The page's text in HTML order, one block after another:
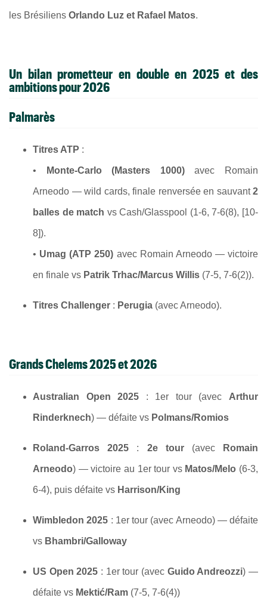
les Brésiliens Orlando Luz et Rafael Matos.
Un bilan prometteur en double en 2025 et des
ambitions pour 2026
Palmarès
Titres ATP :
• Monte-Carlo (Masters 1000)avec Romain
Arneodo — wild cards, finale renversée en sauvant2
balles de match vs Cash/Glasspool (1-6, 7-6(8), [10-
8]).
• Umag (ATP 250) avec Romain Arneodo — victoire
en finale vs Patrik Trhac/Marcus Willis (7-5, 7-6(2)).
Titres Challenger : Perugia (avec Arneodo).
Grands Chelems 2025 et 2026
Australian Open 2025 : 1er tour (avec Arthur
Rinderknech) — défaite vs Polmans/Romios
Roland-Garros 2025 : 2e tour(avec Romain
Arneodo) — victoire au 1er tour vs Matos/Melo (6-3,
6-4), puis défaite vs Harrison/King
Wimbledon 2025 : 1er tour (avec Arneodo) — défaite
vs Bhambri/Galloway
US Open 2025 : 1er tour (avec Guido Andreozzi) —
défaite vs Mektić/Ram (7-5, 7-6(4))